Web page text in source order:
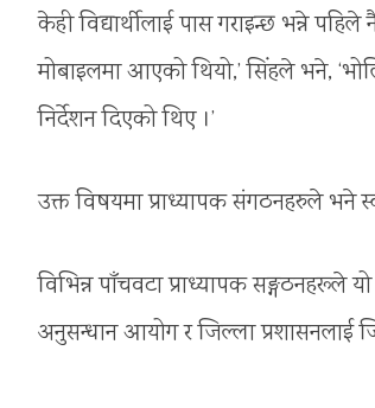
केही विद्यार्थीलाई पास गराइन्छ भन्ने
मोबाइलमा आएको थियो,’ सिंहले भने,
निर्देशन दिएको थिए ।’
उक्त विषयमा प्राध्यापक संगठनहरुले
विभिन्न पाँचवटा प्राध्यापक सङ्गठनहरूले
अनुसन्धान आयोग र जिल्ला प्रशासनलाई